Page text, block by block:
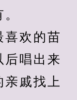
欢的苗
后唱出来
亲戚找上